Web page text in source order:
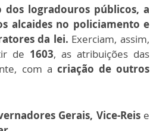
dos logradouros públicos, a
alcaides no policiamento e
da lei. Exerciam, assim,
de 1603, as atribuições das
com a criação de outros
Gerais, Vice-Reise